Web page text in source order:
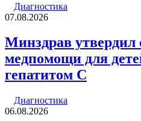
Диагностика
07.08.2026
Минздрав утвердил
медпомощи для
гепатитом С
Диагностика
06.08.2026